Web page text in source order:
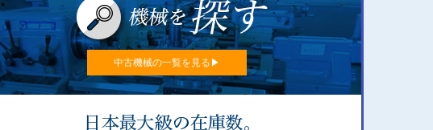
中古機械の一覧を見る▶︎